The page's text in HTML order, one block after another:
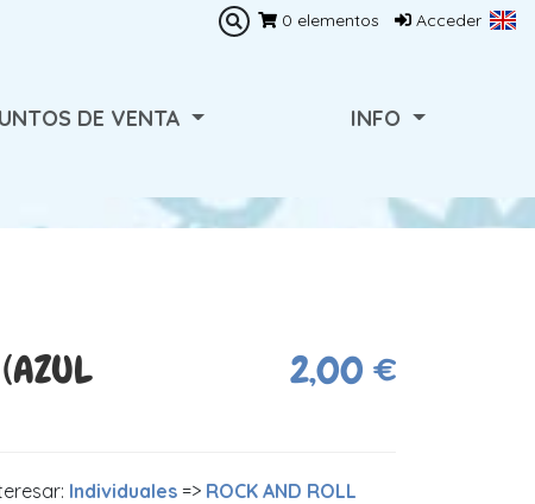
Acceder
0 elementos
DE VENTA INFO
2,00 €
Individuales => ROCK AND ROLL